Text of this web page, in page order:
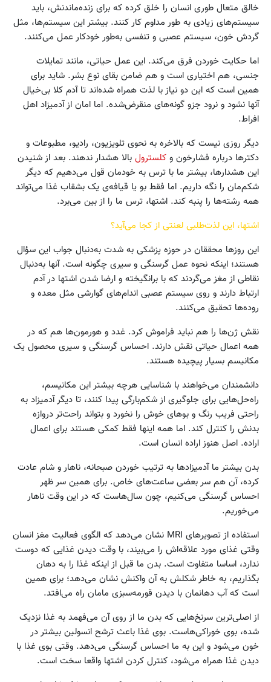
خالق متعال طوری انسان را خلق کرده که برای زنده‌ماندنش، باید
سیستم‌های زیادی به طور مداوم کار کنند. بیشتر این سیستم‌ها، مثل
گردش خون، سیستم عصبی و تنفسی به‌طور خودکار عمل می‌کنند.
اما حکایت خوردن فرق می‌کند. این عمل حیاتی، مانند تمایلات
جنسی، هم اختیاری است و هم ضامن بقای نوع بشر. شاید برای
همین است که این دو نیاز با لذت همراه شده‌اند تا آدم کلا بی‌خیال
آنها نشود و نرود جزو گونه‌های منقرض‌شده. اما امان از آدمیزاد اهل
افراط.
دیگر روزی نیست که بالاخره به نحوی تلویزیون، رادیو، مطبوعات و
دکترها درباره فشارخون و کلسترول بالا هشدار ندهند. بعد از شنیدن
این هشدارها، بیشتر ما با ترس به خودمان قول می‌دهیم که دیگر
شکم‌مان را نگه داریم. اما فقط بو یا قیافه‌ی یک بشقاب غذا می‌تواند
همه رشته‌ها را پنبه کند. اشتها، ترس ما را از بین می‌برد.
اشتها، این لذت‌طلبی لعنتی از کجا می‌آید؟
این روزها محققان در حوزه پزشکی به شدت به‌دنبال جواب این سؤال
هستند؛ اینکه نحوه عمل گرسنگی و سیری چگونه است. آنها به‌دنبال
نقاطی از مغز می‌گردند که با برانگیخته و ارضا شدن اشتها در آدم
ارتباط دارند و روی سیستم عصبی اندام‌های گوارشی مثل معده و
روده‌ها تحقیق می‌کنند.
نقش ژن‌ها را هم نباید فراموش کرد. غدد و هورمون‌ها هم که در
همه اعمال حیاتی نقش دارند. احساس گرسنگی و سیری محصول یک
مکانیسم بسیار پیچیده هستند.
دانشمندان می‌خواهند با شناسایی هرچه بیشتر این مکانیسم،
راه‌حل‌هایی برای جلوگیری از شکم‌بارگی پیدا کنند، تا دیگر آدمیزاد به
‌راحتی فریب رنگ و بوهای خوش را نخورد و بتواند راحت‌تر دروازه
بدنش را کنترل کند. اما همه اینها فقط کمکی هستند برای اعمال
اراده. اصل هنوز اراده انسان است.
بدن بیشتر ما آدمیزادها به‌ ترتیب خوردن صبحانه، ناهار و شام عادت
کرده، آن ‌هم سر بعضی ساعت‌های خاص. برای همین سر ظهر
احساس گرسنگی می‌کنیم، چون سال‌هاست که در این وقت ناهار
می‌خوریم.
استفاده از تصویرهای MRI نشان می‌دهد که الگوی فعالیت مغز انسان
وقتی غذای مورد علاقه‌اش را می‌بیند، با وقت دیدن غذایی که دوست
ندارد، اساسا متفاوت است. بدن ما قبل از اینکه غذا را به دهان
بگذاریم، به ‌خاطر شکلش به آن واکنش نشان می‌دهد؛ برای همین
است که آب دهانمان با دیدن قورمه‌‌سبزی مامان راه می‌افتد.
از اصلی‌ترین سرنخ‌هایی که بدن ما از روی آن می‌فهمد به غذا نزدیک
شده، بوی خوراکی‌هاست. بوی غذا باعث ترشح انسولین بیشتر در
خون می‌شود و این به ما احساس گرسنگی می‌دهد. وقتی بوی غذا با
دیدن غذا همراه می‌شود، کنترل کردن اشتها واقعا سخت است.